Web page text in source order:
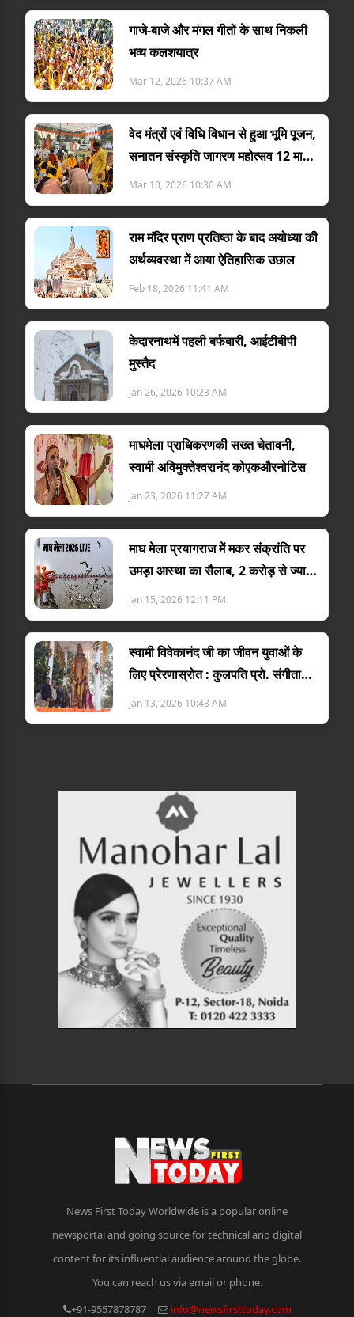
गाजे-बाजे और मंगल गीतों के साथ निकली
भव्य कलशयात्र
Mar 12, 2026 10:37 AM
वेद मंत्रों एवं विधि विधान से हुआ भूमि पूजन,
सनातन संस्कृति जागरण महोत्सव 12 मार्च
स
Mar 10, 2026 10:30 AM
राम मंदिर प्राण प्रतिष्ठा के बाद अयोध्या की
अर्थव्यवस्था में आया ऐतिहासिक उछाल
Feb 18, 2026 11:41 AM
केदारनाथमें पहली बर्फबारी, आईटीबीपी
मुस्तैद
Jan 26, 2026 10:23 AM
माघमेला प्राधिकरणकी सख्त चेतावनी,
स्वामी अविमुक्तेश्वरानंद कोएकऔरनोटिस
Jan 23, 2026 11:27 AM
माघ मेला प्रयागराज में मकर संक्रांति पर
उमड़ा आस्था का सैलाब, 2 करोड़ से ज्यादा
श्रद्धालु करेंगे संगम...
Jan 15, 2026 12:11 PM
स्वामी विवेकानंद जी का जीवन युवाओं के
लिए प्रेरणास्रोत : कुलपति प्रो. संगीता
शुक्ला
Jan 13, 2026 10:43 AM
News First Today Worldwide is a popular online
newsportal and going source for technical and digital
content for its influential audience around the globe.
You can reach us via email or phone.
+91-9557878787
info@newsfirsttoday.com